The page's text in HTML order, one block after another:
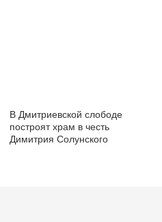
В Дмитриевской слободе
построят храм в честь
Димитрия Солунского